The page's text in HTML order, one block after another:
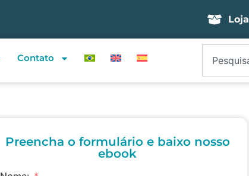
Loja
Contato
Preencha o formulário e baixo nosso
ebook